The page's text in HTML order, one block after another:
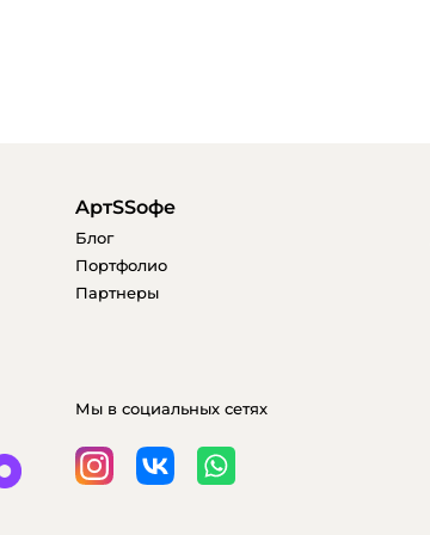
AртSSофе
Блог
Портфолио
Партнеры
Мы в социальных сетях